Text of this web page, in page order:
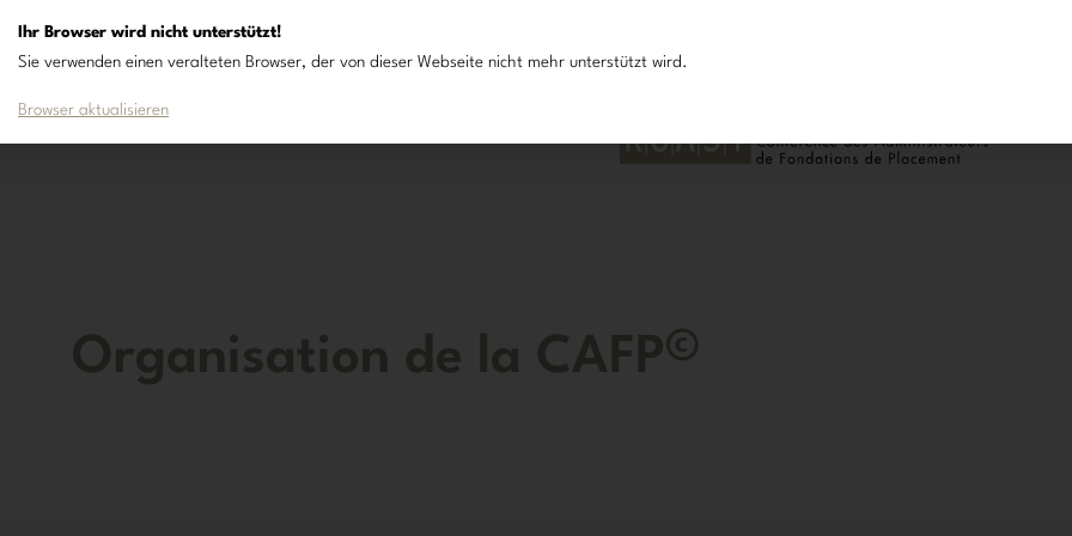
Organisation de la CAFP©
Ihr Browser wird nicht unterstützt!
Sie verwenden einen veralteten Browser, der von dieser Webseite nicht mehr unterstützt wird.
Browser aktualisieren